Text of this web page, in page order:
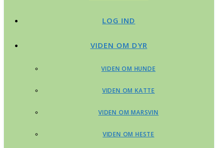
LOG IND
VIDEN OM DYR
VIDEN OM HUNDE
VIDEN OM KATTE
VIDEN OM MARSVIN
VIDEN OM HESTE